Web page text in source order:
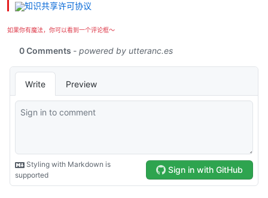
如果你有魔法，你可以看到一个评论框～